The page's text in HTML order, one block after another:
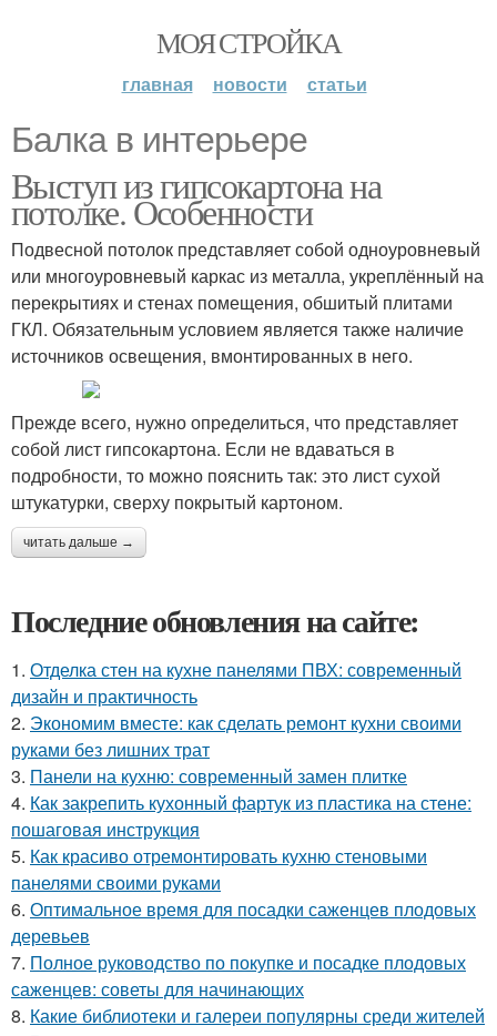
МОЯ СТРОЙКА
главная новости статьи
Балка в интерьере
Выступ из гипсокартона на
потолке. Особенности
Подвесной потолок представляет собой одноуровневый
или многоуровневый каркас из металла, укреплённый на
перекрытиях и стенах помещения, обшитый плитами
ГКЛ. Обязательным условием является также наличие
источников освещения, вмонтированных в него.
Прежде всего, нужно определиться, что представляет
собой лист гипсокартона. Если не вдаваться в
подробности, то можно пояснить так: это лист сухой
штукатурки, сверху покрытый картоном.
читать дальше →
Последние обновления на сайте:
1. Отделка стен на кухне панелями ПВХ: современный
дизайн и практичность
2. Экономим вместе: как сделать ремонт кухни своими
руками без лишних трат
3. Панели на кухню: современный замен плитке
4. Как закрепить кухонный фартук из пластика на стене:
пошаговая инструкция
5. Как красиво отремонтировать кухню стеновыми
панелями своими руками
6. Оптимальное время для посадки саженцев плодовых
деревьев
7. Полное руководство по покупке и посадке плодовых
саженцев: советы для начинающих
8. Какие библиотеки и галереи популярны среди жителей